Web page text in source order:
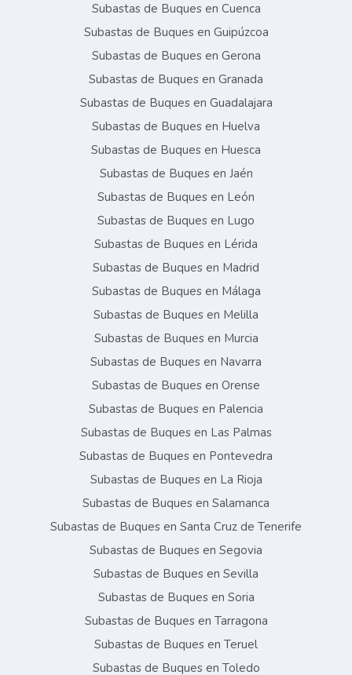
Subastas de Buques en Cuenca
Subastas de Buques en Guipúzcoa
Subastas de Buques en Gerona
Subastas de Buques en Granada
Subastas de Buques en Guadalajara
Subastas de Buques en Huelva
Subastas de Buques en Huesca
Subastas de Buques en Jaén
Subastas de Buques en León
Subastas de Buques en Lugo
Subastas de Buques en Lérida
Subastas de Buques en Madrid
Subastas de Buques en Málaga
Subastas de Buques en Melilla
Subastas de Buques en Murcia
Subastas de Buques en Navarra
Subastas de Buques en Orense
Subastas de Buques en Palencia
Subastas de Buques en Las Palmas
Subastas de Buques en Pontevedra
Subastas de Buques en La Rioja
Subastas de Buques en Salamanca
Subastas de Buques en Santa Cruz de Tenerife
Subastas de Buques en Segovia
Subastas de Buques en Sevilla
Subastas de Buques en Soria
Subastas de Buques en Tarragona
Subastas de Buques en Teruel
Subastas de Buques en Toledo